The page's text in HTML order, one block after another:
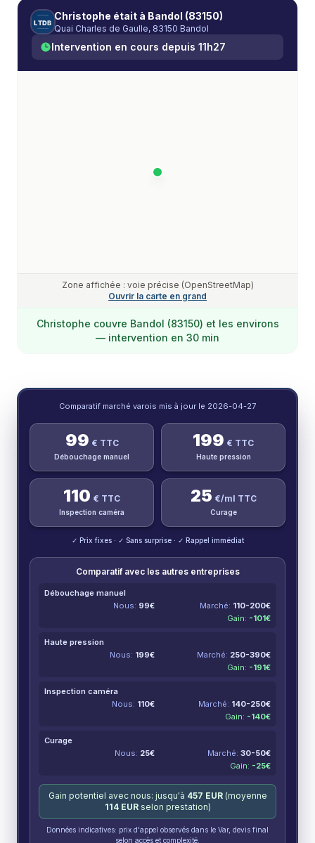
LTDB
Christophe était à Bandol (83150)
Quai Charles de Gaulle, 83150 Bandol
Intervention en cours depuis 11h27
Zone affichée : voie précise (OpenStreetMap)
Ouvrir la carte en grand
Christophe couvre Bandol (83150) et les environs
— intervention en 30 min
Comparatif marché varois mis à jour le 2026-04-27
99 € TTC
Débouchage manuel
199 € TTC
Haute pression
110 € TTC
Inspection caméra
25 €/ml TTC
Curage
✓ Prix fixes · ✓ Sans surprise · ✓ Rappel immédiat
Comparatif avec les autres entreprises
Débouchage manuel
Nous: 99€ Marché: 110-200€
Gain: -101€
Haute pression
Nous: 199€ Marché: 250-390€
Gain: -191€
Inspection caméra
Nous: 110€ Marché: 140-250€
Gain: -140€
Curage
Nous: 25€ Marché: 30-50€
Gain: -25€
Gain potentiel avec nous: jusqu'à 457 EUR(moyenne
114EURselon prestation)
Données indicatives: prix d'appel observés dans le Var, devis final
selon accès et complexité.